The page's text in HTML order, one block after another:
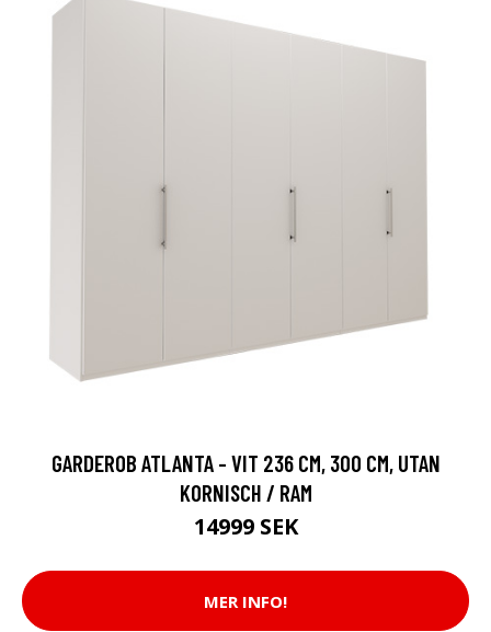
GARDEROB ATLANTA - VIT 236 CM, 300 CM, UTAN
KORNISCH / RAM
14999 SEK
MER INFO!